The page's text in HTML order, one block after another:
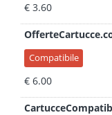
€ 3.60
Compatibile
€ 6.00